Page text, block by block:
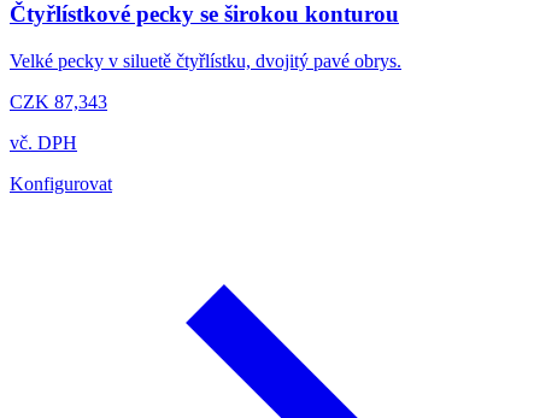
Čtyřlístkové pecky se širokou konturou
Velké pecky v siluetě čtyřlístku, dvojitý pavé obrys.
CZK 87,343
vč. DPH
Konfigurovat